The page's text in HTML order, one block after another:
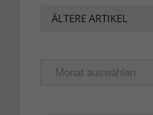
ÄLTERE ARTIKEL
Ältere
Artikel